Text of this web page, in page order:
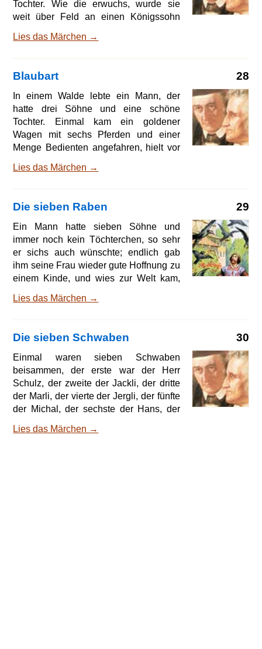
Jungfrau in diesen Kreis kam, so
Tochter. Wie die erwuchs, wurde sie
weit über Feld an einen Königssohn
sie vermählt werden sollte und nun das
köstliches Gerät und Geschmeide ein,
Gold und Silber, Becher und Kleinode,
kurz alles, was nur zu einem
königlichen Brautschatz gehörte, denn
sie hatte ihr Kind von Herzen lieb. Auch
gab sie ihr eine Kammerjungfer bei,
Hände des Bräuti
Lies das Märchen →
28
Blaubart
In einem Walde lebte ein Mann, der
hatte drei Söhne und eine schöne
Tochter. Einmal kam ein goldener
Wagen mit sechs Pferden und einer
Menge Bedienten angefahren, hielt vor
und bat den Mann, er möchte ihm seine
solches Glück widerfuhr, und sagte
gleich ja; es war auch an dem Freier gar
nichts auszusetzen, als dass er einen
ganz blauen Bart hatte, so dass man
einen kleinen Schrecken kriegte, sooft
man ihn ansah. Das Mädchen erschrak
ihn zu heiraten,
Lies das Märchen →
29
Die sieben Raben
Ein Mann hatte sieben Söhne und
immer noch kein Töchterchen, so sehr
er sichs auch wünschte; endlich gab
ihm seine Frau wieder gute Hoffnung zu
einem Kinde, und wies zur Welt kam,
war groß, aber das Kind war schmächtig
Vater schickte einen der Knaben
eilends zur Quelle, Taufwasser zu
holen: die andern sechs liefen mit, und
weil jeder der erste beim Schöpfen sein
wollte, so fiel ihnen der Krug in den
Brunnen. Da standen sie und wußten
getraute sich he
Lies das Märchen →
30
Die sieben Schwaben
Einmal waren sieben Schwaben
beisammen, der erste war der Herr
Schulz, der zweite der Jackli, der dritte
der Marli, der vierte der Jergli, der fünfte
der Michal, der sechste der Hans, der
siebene sich vorgenommen, die Welt zu
Lies das Märchen →